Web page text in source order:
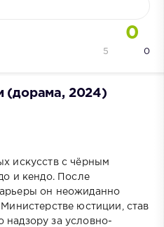
0
0
5
(дорама, 2024)
искусств с чёрным
и кендо. После
он неожиданно
юстиции, став
за условно-